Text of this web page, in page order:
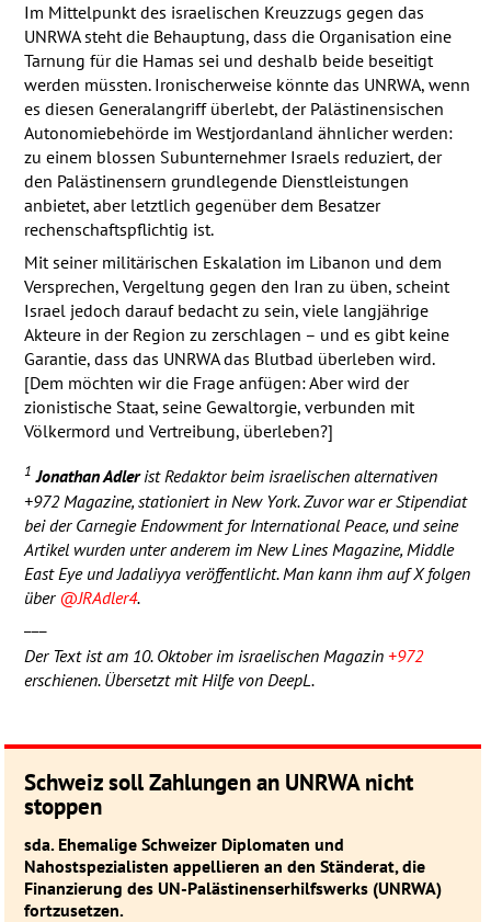
Im Mittelpunkt des israelischen Kreuzzugs gegen das
UNRWAsteht die Behauptung, dass die Organisation eine
Tarnung für die Hamas sei und deshalb beide beseitigt
werden müssten. Ironischerweise könnte das UNRWA, wenn
es diesen Generalangriff überlebt, der Palästinensischen
Autonomiebehörde im Westjordanland ähnlicher werden:
zu einem blossen Subunternehmer Israels reduziert, der
den Palästinensern grundlegende Dienstleistungen
anbietet, aber letztlich gegenüber dem Besatzer
rechenschaftspflichtig ist.
Mit seiner militärischen Eskalation im Libanon und dem
Versprechen, Vergeltung gegen den Iran zu üben, scheint
Israel jedoch darauf bedacht zu sein, viele langjährige
Akteure in der Region zu zerschlagen – und es gibt keine
Garantie, dass das UNRWAdas Blutbad überleben wird.
[Dem möchten wir die Frage anfügen: Aber wird der
zionistische Staat, seine Gewaltorgie, verbunden mit
Völkermord und Vertreibung, überleben?]
1 Jonathan Adlerist Redaktor beim israelischen alternativen
+972 Magazine, stationiert in New York. Zuvor war er Stipendiat
bei der Carnegie Endowment for International Peace, und seine
Artikel wurden unter anderem im New Lines Magazine, Middle
East Eye und Jadaliyya veröffentlicht. Man kann ihm auf X folgen
über @JRAdler4.
Der Text ist am 10. Oktober im israelischen Magazin +972
erschienen. Übersetzt mit Hilfe von DeepL.
Schweiz soll Zahlungen an UNRWAnicht
stoppen
sda. Ehemalige Schweizer Diplomaten und
Nahostspezialisten appellieren an den Ständerat, die
Finanzierung des UN-Palästinenserhilfswerks (UNRWA)
fortzusetzen.